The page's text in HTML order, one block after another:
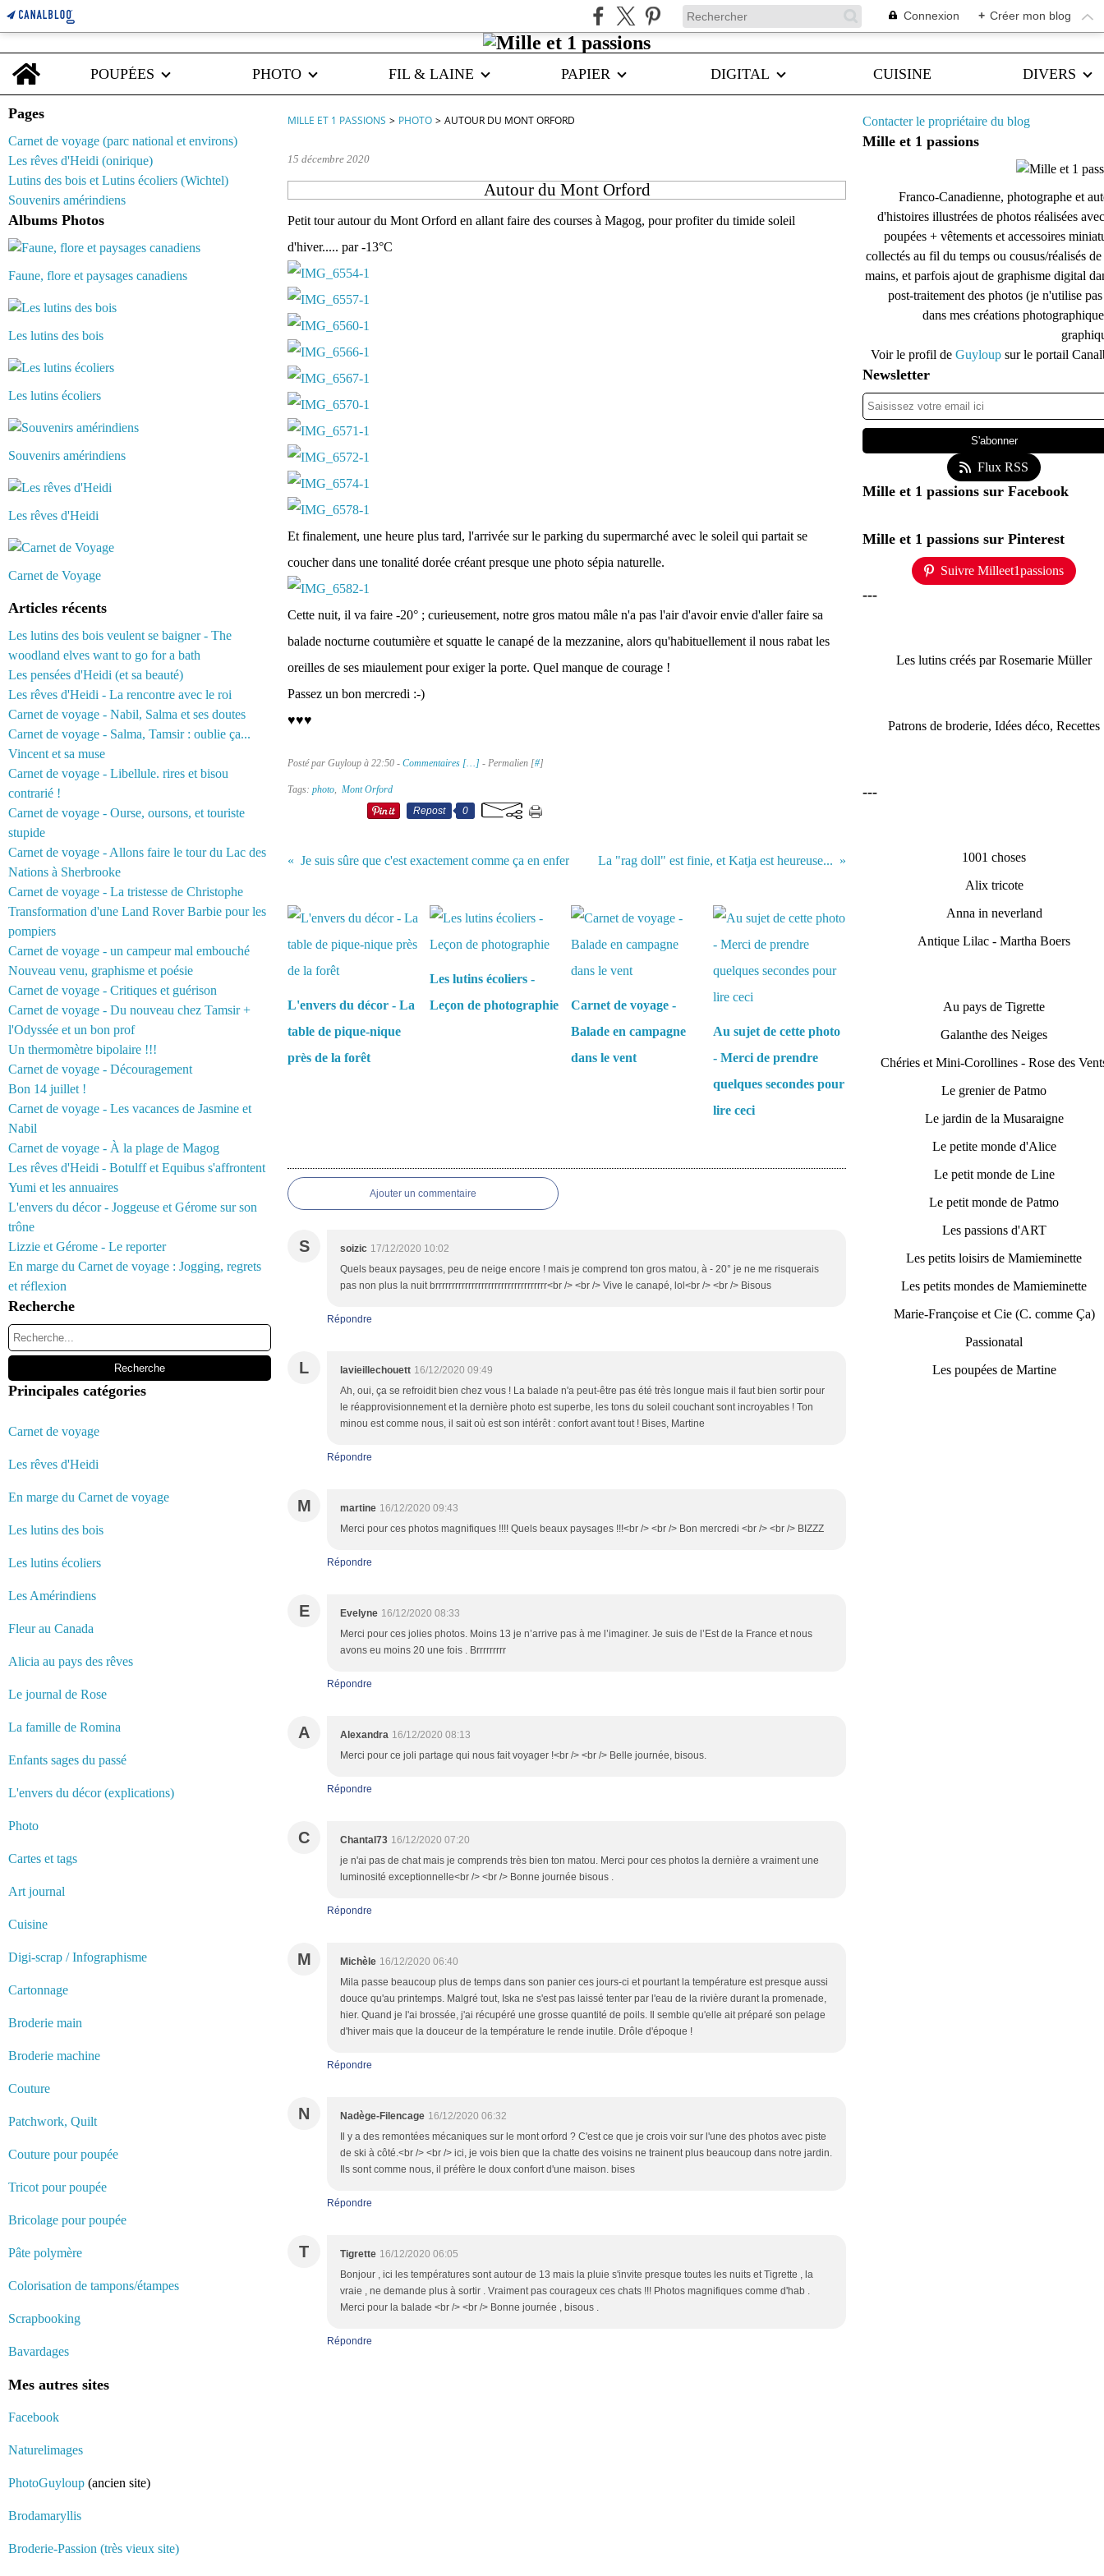
Connexion + Créer mon blog
Home
POUPÉES
PHOTO FIL & LAINE PAPIER DIGITAL CUISINE DIVERS
Pages
Carnet de voyage (parc national et environs)
Les rêves d'Heidi (onirique)
Lutins des bois et Lutins écoliers (Wichtel)
Souvenirs amérindiens
Albums Photos
Faune, flore et paysages canadiens
Les lutins des bois
Les lutins écoliers
Souvenirs amérindiens
Les rêves d'Heidi
Carnet de Voyage
Articles récents
Les lutins des bois veulent se baigner - The
woodland elves want to go for a bath
Les pensées d'Heidi (et sa beauté)
Les rêves d'Heidi - La rencontre avec le roi
Carnet de voyage - Nabil, Salma et ses doutes
Carnet de voyage - Salma, Tamsir : oublie ça...
Vincent et sa muse
Carnet de voyage - Libellule. rires et bisou
contrarié !
Carnet de voyage - Ourse, oursons, et touriste
stupide
Carnet de voyage - Allons faire le tour du Lac des
Nations à Sherbrooke
Carnet de voyage - La tristesse de Christophe
Transformation d'une Land Rover Barbie pour les
pompiers
Carnet de voyage - un campeur mal embouché
Nouveau venu, graphisme et poésie
Carnet de voyage - Critiques et guérison
Carnet de voyage - Du nouveau chez Tamsir +
l'Odyssée et un bon prof
Un thermomètre bipolaire !!!
Carnet de voyage - Découragement
Bon 14 juillet !
Carnet de voyage - Les vacances de Jasmine et
Nabil
Carnet de voyage - À la plage de Magog
Les rêves d'Heidi - Botulff et Equibus s'affrontent
Yumi et les annuaires
L'envers du décor - Joggeuse et Gérome sur son
trône
Lizzie et Gérome - Le reporter
En marge du Carnet de voyage : Jogging, regrets
et réflexion
Recherche
Principales catégories
Carnet de voyage
Les rêves d'Heidi
En marge du Carnet de voyage
Les lutins des bois
Les lutins écoliers
Les Amérindiens
Fleur au Canada
Alicia au pays des rêves
Le journal de Rose
La famille de Romina
Enfants sages du passé
L'envers du décor (explications)
Photo
Cartes et tags
Art journal
Cuisine
Digi-scrap / Infographisme
Cartonnage
Broderie main
Broderie machine
Couture
Patchwork, Quilt
Couture pour poupée
Tricot pour poupée
Bricolage pour poupée
Pâte polymère
Colorisation de tampons/étampes
Scrapbooking
Bavardages
Mes autres sites
Facebook
Naturelimages
PhotoGuyloup (ancien site)
Brodamaryllis
Broderie-Passion (très vieux site)
MILLE ET 1 PASSIONS > PHOTO > AUTOUR DU MONT ORFORD
15 décembre 2020
Autour du Mont Orford
Petit tour autour du Mont Orford en allant faire des courses à Magog, pour profiter du timide soleil
d'hiver..... par -13°C
Et finalement, une heure plus tard, l'arrivée sur le parking du supermarché avec le soleil qui partait se
coucher dans une tonalité dorée créant presque une photo sépia naturelle.
Cette nuit, il va faire -20° ; curieusement, notre gros matou mâle n'a pas l'air d'avoir envie d'aller faire sa
balade nocturne coutumière et squatte le canapé de la mezzanine, alors qu'habituellement il nous rabat les
oreilles de ses miaulement pour exiger la porte. Quel manque de courage !
Passez un bon mercredi :-)
♥♥♥
Posté par Guyloup à 22:50 - Commentaires […] - Permalien [#]
Tags: photo, Mont Orford
Repost
0
Je suis sûre que c'est exactement comme ça en enfer La "rag doll" est finie, et Katja est heureuse...
L'envers du décor - La
table de pique-nique
près de la forêt
Les lutins écoliers -
Leçon de photographie
Carnet de voyage -
Balade en campagne
dans le vent
Au sujet de cette photo
- Merci de prendre
quelques secondes pour
lire ceci
Ajouter un commentaire
S soizic 17/12/2020 10:02
Quels beaux paysages, peu de neige encore ! mais je comprend ton gros matou, à - 20° je ne me risquerais
pas non plus la nuit brrrrrrrrrrrrrrrrrrrrrrrrrrrrrrrrrr<br /> <br /> Vive le canapé, lol<br /> <br /> Bisous
Répondre
L lavieillechouett 16/12/2020 09:49
Ah, oui, ça se refroidit bien chez vous ! La balade n'a peut-être pas été très longue mais il faut bien sortir pour
le réapprovisionnement et la dernière photo est superbe, les tons du soleil couchant sont incroyables ! Ton
minou est comme nous, il sait où est son intérêt : confort avant tout ! Bises, Martine
Répondre
M martine 16/12/2020 09:43
Merci pour ces photos magnifiques !!!! Quels beaux paysages !!!<br /> <br /> Bon mercredi <br /> <br /> BIZZZ
Répondre
E Evelyne 16/12/2020 08:33
Merci pour ces jolies photos. Moins 13 je n’arrive pas à me l’imaginer. Je suis de l’Est de la France et nous
avons eu moins 20 une fois . Brrrrrrrrr
Répondre
A Alexandra 16/12/2020 08:13
Merci pour ce joli partage qui nous fait voyager !<br /> <br /> Belle journée, bisous.
Répondre
C Chantal73 16/12/2020 07:20
je n'ai pas de chat mais je comprends très bien ton matou. Merci pour ces photos la dernière a vraiment une
luminosité exceptionnelle<br /> <br /> Bonne journée bisous .
Répondre
M Michèle 16/12/2020 06:40
Mila passe beaucoup plus de temps dans son panier ces jours-ci et pourtant la température est presque aussi
douce qu'au printemps. Malgré tout, Iska ne s'est pas laissé tenter par l'eau de la rivière durant la promenade,
hier. Quand je l'ai brossée, j'ai récupéré une grosse quantité de poils. Il semble qu'elle ait préparé son pelage
d'hiver mais que la douceur de la température le rende inutile. Drôle d'époque !
Répondre
N Nadège-Filencage 16/12/2020 06:32
Il y a des remontées mécaniques sur le mont orford ? C'est ce que je crois voir sur l'une des photos avec piste
de ski à côté.<br /> <br /> ici, je vois bien que la chatte des voisins ne trainent plus beaucoup dans notre jardin.
Ils sont comme nous, il préfère le doux confort d'une maison. bises
Répondre
T Tigrette 16/12/2020 06:05
Bonjour , ici les températures sont autour de 13 mais la pluie s'invite presque toutes les nuits et Tigrette , la
vraie , ne demande plus à sortir . Vraiment pas courageux ces chats !!! Photos magnifiques comme d'hab .
Merci pour la balade <br /> <br /> Bonne journée , bisous .
Répondre
Contacter le propriétaire du blog
Mille et 1 passions
Franco-Canadienne, photographe et
d'histoires illustrées de photos réalisées
poupées + vêtements et accessoires
collectés au fil du temps ou cousus/réalisés de
mains, et parfois ajout de graphisme digital
post-traitement des photos (je n'utilise
dans mes créations
Voir le profil de Guyloup sur le portail
Newsletter
Flux RSS
Mille et 1 passions sur Facebook
Mille et 1 passions sur Pinterest
Suivre Milleet1passions
---
Les lutins créés par Rosemarie Müller
Patrons de broderie, Idées déco, Recettes
---
1001 choses
Alix tricote
Anna in neverland
Antique Lilac - Martha Boers
Au pays de Tigrette
Galanthe des Neiges
Chéries et Mini-Corollines - Rose des
Le grenier de Patmo
Le jardin de la Musaraigne
Le petite monde d'Alice
Le petit monde de Line
Le petit monde de Patmo
Les passions d'ART
Les petits loisirs de Mamieminette
Les petits mondes de Mamieminette
Marie-Françoise et Cie (C. comme Ça)
Passionatal
Les poupées de Martine